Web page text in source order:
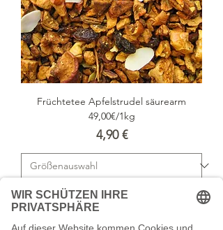
Früchtetee Apfelstrudel säurearm
49,00€/1kg
Preis
4,90 €
In den Warenkorb